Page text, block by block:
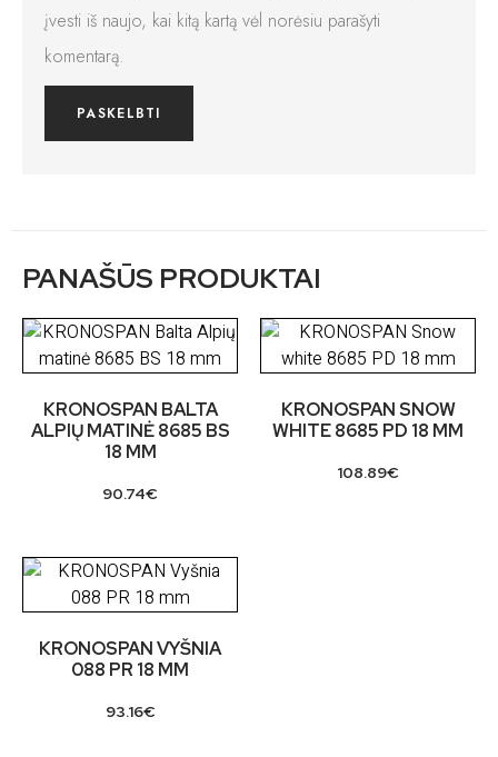
įvesti iš naujo, kai kitą kartą vėl norėsiu parašyti
komentarą.
PANAŠŪS PRODUKTAI
KRONOSPAN BALTA
ALPIŲ MATINĖ 8685 BS
18 MM
90.74€
KRONOSPAN SNOW
WHITE 8685 PD 18 MM
108.89€
KRONOSPAN VYŠNIA
088 PR 18 MM
93.16€